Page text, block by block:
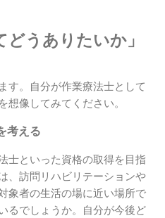
どうありたいか」
す。自分が作業療法士として
想像してみてください。
考える
士といった資格の取得を目指
、訪問リハビリテーションや
象者の生活の場に近い場所で
るでしょうか。自分が今後ど